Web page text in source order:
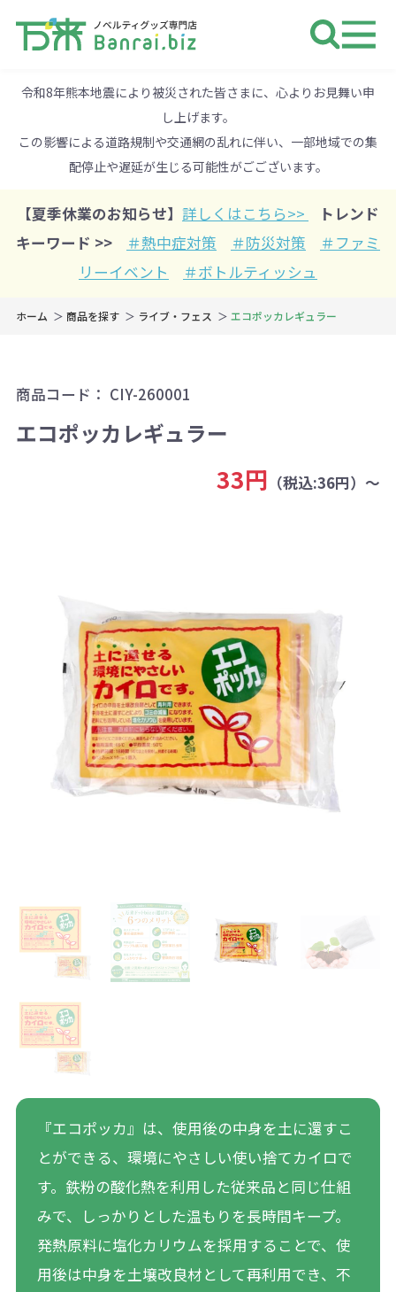
令和8年熊本地震により被災された皆さまに、心よりお見舞い申
し上げます。
この影響による道路規制や交通網の乱れに伴い、一部地域での集
配停止や遅延が生じる可能性がごございます。
【夏季休業のお知らせ】 詳しくはこちら>>
トレンド
キーワード >>
＃熱中症対策 ＃防災対策
＃ファミ
リーイベント
＃ボトルティッシュ
ホーム 商品を探す ライブ・フェス エコポッカレギュラー
商品コード： CIY-260001
エコポッカレギュラー
33円 （税込:36円）～
『エコポッカ』は、使用後の中身を土に還すこ
とができる、環境にやさしい使い捨てカイロで
す。鉄粉の酸化熱を利用した従来品と同じ仕組
みで、しっかりとした温もりを長時間キープ。
発熱原料に塩化カリウムを採用することで、使
用後は中身を土壌改良材として再利用でき、不